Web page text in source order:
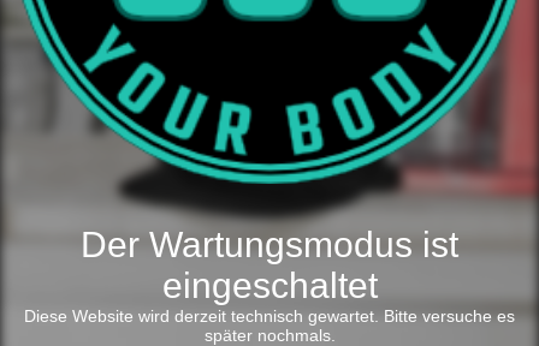
Der Wartungsmodus ist
eingeschaltet
Diese Website wird derzeit technisch gewartet. Bitte versuche es
später nochmals.